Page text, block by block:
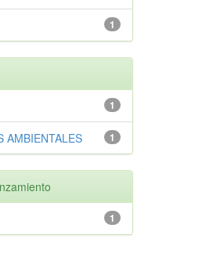
1
1
1
AMBIENTALES
1